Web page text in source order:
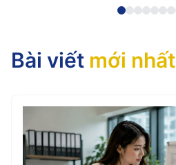
Bài viết mới nhất